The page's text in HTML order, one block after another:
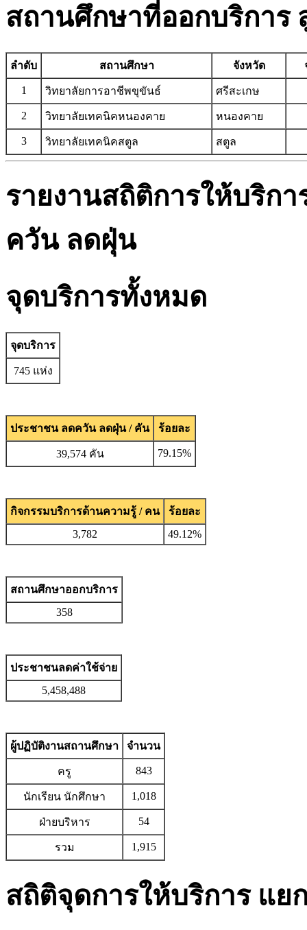
สถานศึกษาที่ออกบริการ
ลำดับ สถานศึกษา จังหวัด
1 วิทยาลัยการอาชีพขุขันธ์ ศรีสะเกษ
2 วิทยาลัยเทคนิคหนองคาย หนองคาย
3 วิทยาลัยเทคนิคสตูล สตูล
รายงานสถิติการให้บริก
ควัน ลดฝุ่น
จุดบริการทั้งหมด
จุดบริการ
745 แห่ง
ประชาชน ลดควัน ลดฝุ่น / คัน ร้อยละ
39,574 คัน 79.15%
กิจกรรมบริการด้านความรู้ / คน
ร้อยละ
3,782
49.12%
สถานศึกษาออกบริการ
358
ประชาชนลดค่าใช้จ่าย
5,458,488
ผู้ปฏิบัติงานสถานศึกษา จำนวน
ครู 843
นักเรียน นักศึกษา 1,018
ฝ่ายบริหาร 54
รวม 1,915
สถิติจุดการให้บริการ แย